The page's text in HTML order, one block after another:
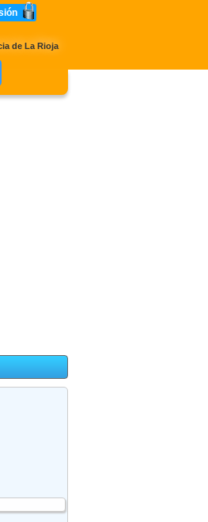
de La Rioja